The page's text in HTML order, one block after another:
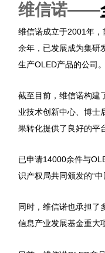
维信诺——
维信诺成立于2001年
余年，已发展成为集研
生产OLED产品的公司
截至目前，维信诺构建
业技术创新中心、博士
果转化提供了良好的平
已申请14000余件与
识产权局共同颁发的“中
同时，维信诺也承担了
信息产业发展基金重大